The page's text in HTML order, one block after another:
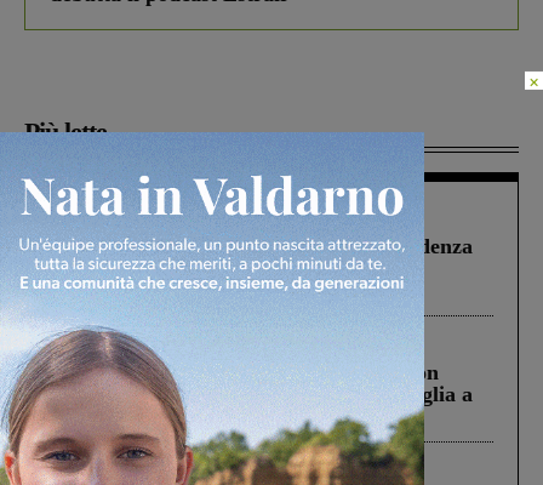
Più lette
Figline Incisa Valdarno 1 Agosto 2026
Piscina di Figline finanziata oltre la scadenza
Pnrr, il gruppo di Fratelli d’Italia: “Un
ringraziamento al Governo”
Cronaca 3 Agosto 2026
Scomparso da una struttura di Castiglion
Fiorentino l’uomo che aveva ucciso la figlia a
Levane nel 2020
Cronaca 4 Agosto 2026
×